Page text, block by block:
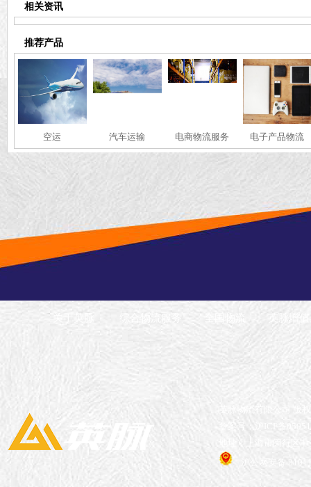
相关资讯
推荐产品
空运 汽车运输 电商物流服务 电子产品物流
英脉物流有限公司 版
备案号：沪ICP备
地址：上海市闵行区
沪公网安备